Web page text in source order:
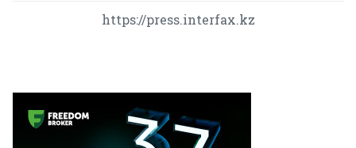
https://press.interfax.kz